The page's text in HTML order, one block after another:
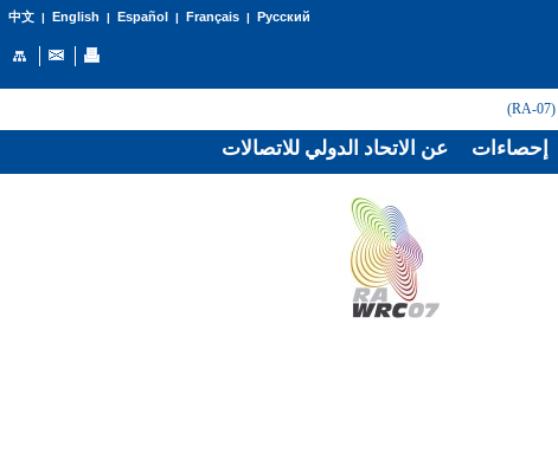
中文| English | Español | Français| Русский
عن الاتحاد الدولي للاتصالات إحصاءات